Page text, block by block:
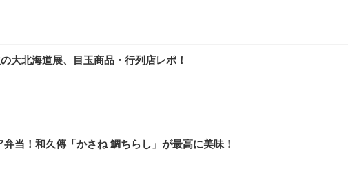
大北海道展、目玉商品・行列店レポ！
当！和久傳「かさね 鯛ちらし」が最高に美味！